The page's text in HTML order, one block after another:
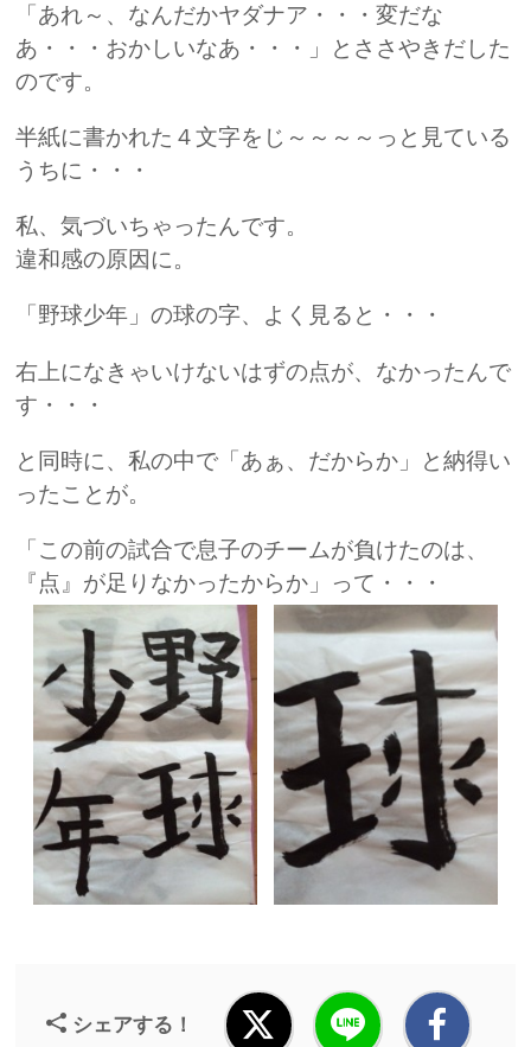
「あれ～、なんだかヤダナア・・・変だな
あ・・・おかしいなあ・・・」とささやきだした
のです。
半紙に書かれた４文字をじ～～～～っと見ている
うちに・・・
私、気づいちゃったんです。
違和感の原因に。
「野球少年」の球の字、よく見ると・・・
右上になきゃいけないはずの点が、なかったんで
す・・・
と同時に、私の中で「あぁ、だからか」と納得い
ったことが。
「この前の試合で息子のチームが負けたのは、
『点』が足りなかったからか」って・・・
シェアする！